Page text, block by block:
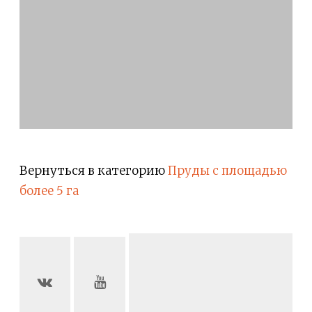
Вернуться в категориюПруды с площадью
более 5 га